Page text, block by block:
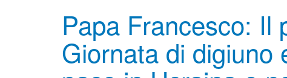
Papa Francesco: Il
Giornata di digiuno